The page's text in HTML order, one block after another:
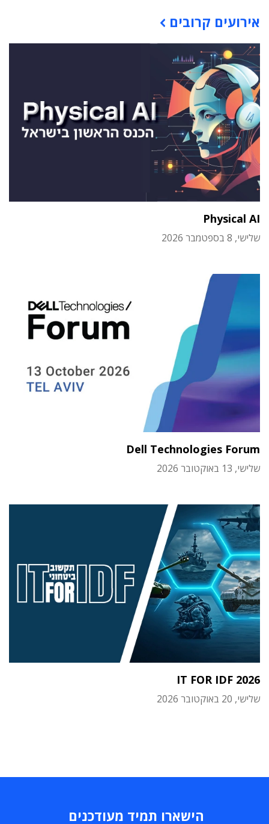
אירועים קרובים
Physical AI
שלישי, 8 בספטמבר 2026
Dell Technologies Forum
שלישי, 13 באוקטובר 2026
IT FOR IDF 2026
שלישי, 20 באוקטובר 2026
הישארו תמיד מעודכנים